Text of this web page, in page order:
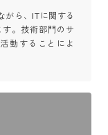
がら、ITに関する
。技術部門のサ
動することによ